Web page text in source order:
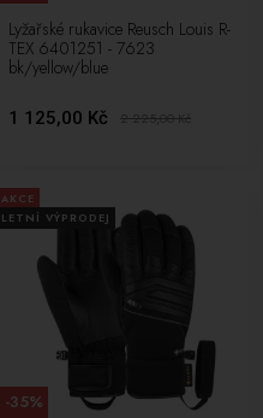
Lyžařské rukavice Reusch Louis R-
TEX 6401251 - 7623
bk/yellow/blue
1 125,00 Kč 2 225,00Kč
AKCE
LETNÍ VÝPRODEJ
-35%